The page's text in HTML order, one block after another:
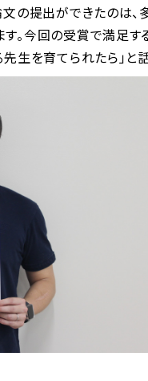
提出ができたのは、
。今回の受賞で満足す
生を育てられたら」と